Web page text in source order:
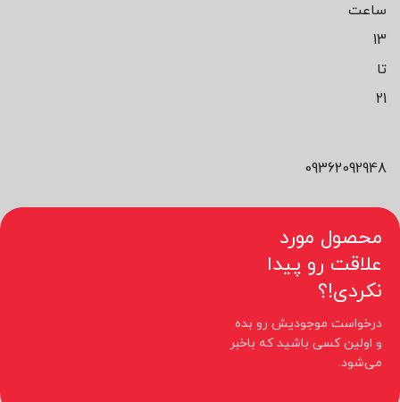
ساعت
13
تا
21
09362092948
محصول مورد
علاقت رو پیدا
نکردی!؟
درخواست موجودیش رو بده
و اولین کسی باشید که باخبر
می‌شود.